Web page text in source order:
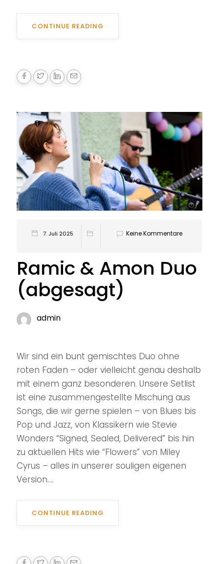
CONTINUE READING
7. Juli 2025 Keine Kommentare
Ramic & Amon Duo
(abgesagt)
admin
Wir sind ein bunt gemischtes Duo ohne
roten Faden – oder vielleicht genau deshalb
mit einem ganz besonderen. Unsere Setlist
ist eine zusammengestellte Mischung aus
Songs, die wir gerne spielen – von Blues bis
Pop und Jazz, von Klassikern wie Stevie
Wonders “Signed, Sealed, Delivered” bis hin
zu aktuellen Hits wie “Flowers” von Miley
Cyrus – alles in unserer souligen eigenen
Version....
CONTINUE READING